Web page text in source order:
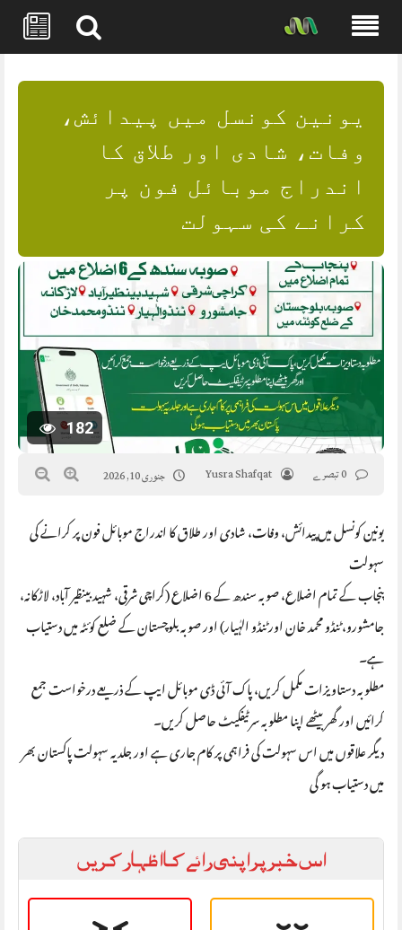
content
یونین کونسل میں پیدائش،
وفات، شادی اور طلاق کا
اندراج موبائل فون پر
کرانے کی سہولت
182
Yusra Shafqat جنوری 10, 2026
یونین کونسل میں پیدائش، وفات، شادی اور طلاق کا اندراج موبائل فون پر کرانے کی
سہولت
پنجاب کے تمام اضلاع، صوبہ سندھ کے 6 اضلاع (کراچی شرقی، شہید بینظیر آباد، لاڑکانہ،
جامشورو، ٹنڈو محمد خان اور ٹنڈو الہٰیار) اور صوبہ بلوچستان کے ضلع کوئٹہ میں دستیاب
ہے۔
مطلوبہ دستاویزات مکمل کریں، پاک آئی ڈی موبائل ایپ کے ذریعے درخواست جمع
کرائیں اور گھر بیٹھے اپنا مطلوبہ سرٹیفکیٹ حاصل کریں۔
دیگر علاقوں میں اس سہولت کی فراہمی پر کام جاری ہے اور جلد یہ سہولت پاکستان بھر
میں دستیاب ہو گی
اس خبر پر اپنی رائے کا اظہار کریں